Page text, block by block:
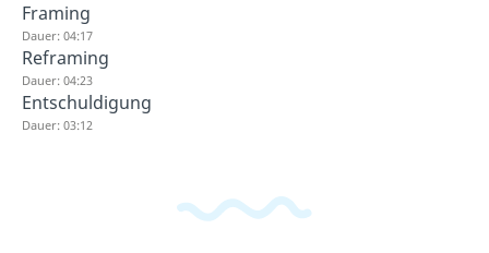
Framing
Dauer: 04:17
Reframing
Dauer: 04:23
Entschuldigung
Dauer: 03:12